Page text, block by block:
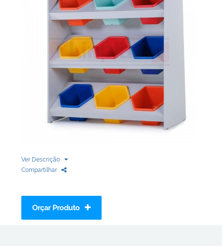
Ver Descrição
Compartilhar
Orçar Produto
Armários em Aço
Quadro Branco
Linha Wood Prime
Cadeira especial